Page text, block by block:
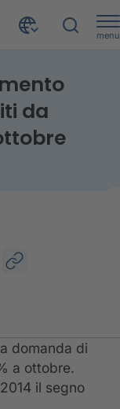
menu
da
domanda di
a ottobre.
il segno